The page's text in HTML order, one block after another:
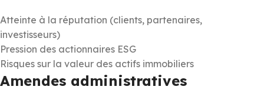
Atteinte à la réputation (clients, partenaires,
investisseurs)
Pression des actionnaires ESG
Risques sur la valeur des actifs immobiliers
Amendes administratives